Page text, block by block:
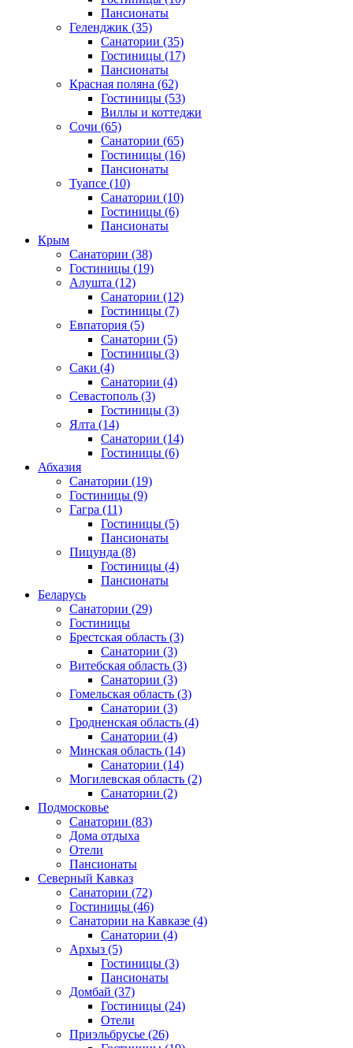
Пансионаты
Геленджик (35)
Санатории (35)
Гостиницы (17)
Пансионаты
Красная поляна (62)
Гостиницы (53)
Виллы и коттеджи
Сочи (65)
Санатории (65)
Гостиницы (16)
Пансионаты
Туапсе (10)
Санатории (10)
Гостиницы (6)
Пансионаты
Крым
Санатории (38)
Гостиницы (19)
Алушта (12)
Санатории (12)
Гостиницы (7)
Евпатория (5)
Санатории (5)
Гостиницы (3)
Саки (4)
Санатории (4)
Севастополь (3)
Гостиницы (3)
Ялта (14)
Санатории (14)
Гостиницы (6)
Абхазия
Санатории (19)
Гостиницы (9)
Гагра (11)
Гостиницы (5)
Пансионаты
Пицунда (8)
Гостиницы (4)
Пансионаты
Беларусь
Санатории (29)
Гостиницы
Брестская область (3)
Санатории (3)
Витебская область (3)
Санатории (3)
Гомельская область (3)
Санатории (3)
Гродненская область (4)
Санатории (4)
Минская область (14)
Санатории (14)
Могилевская область (2)
Санатории (2)
Подмосковье
Санатории (83)
Дома отдыха
Отели
Пансионаты
Северный Кавказ
Санатории (72)
Гостиницы (46)
Санатории на Кавказе (4)
Санатории (4)
Архыз (5)
Гостиницы (3)
Пансионаты
Домбай (37)
Гостиницы (24)
Отели
Приэльбрусье (26)